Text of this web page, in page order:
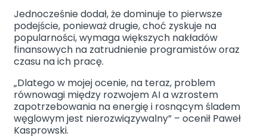
Jednocześnie dodał, że dominuje to pierwsze
podejście, ponieważ drugie, choć zyskuje na
popularności, wymaga większych nakładów
finansowych na zatrudnienie programistów oraz
czasu na ich pracę.
„Dlatego w mojej ocenie, na teraz, problem
równowagi między rozwojem AI a wzrostem
zapotrzebowania na energię i rosnącym śladem
węglowym jest nierozwiązywalny” – ocenił Paweł
Kasprowski.